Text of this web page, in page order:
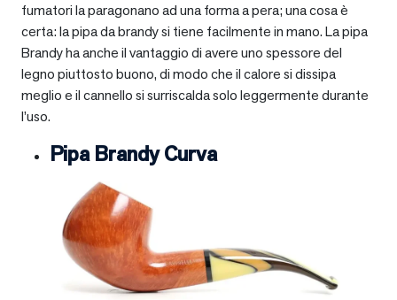
fumatori la paragonano ad una forma a pera; una cosa è
certa: la pipa da brandy si tiene facilmente in mano. La pipa
Brandy ha anche il vantaggio di avere uno spessore del
legno piuttosto buono, di modo che il calore si dissipa
meglio e il cannello si surriscalda solo leggermente durante
l’uso.
Pipa Brandy Curva